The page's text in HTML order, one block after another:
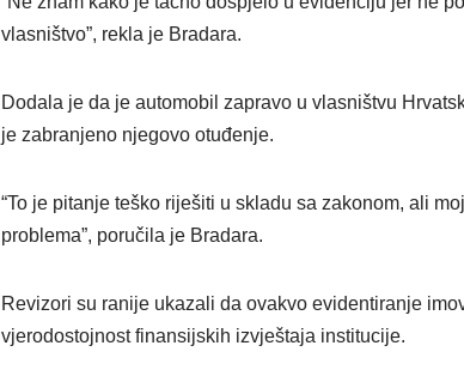
vlasništvo”, rekla je Bradara.
Dodala je da je automobil zapravo u vlasništvu
je zabranjeno njegovo otuđenje.
“To je pitanje teško riješiti u skladu sa zakonom, ali
problema”, poručila je Bradara.
Revizori su ranije ukazali da ovakvo evidentiranje
vjerodostojnost finansijskih izvještaja institucije.